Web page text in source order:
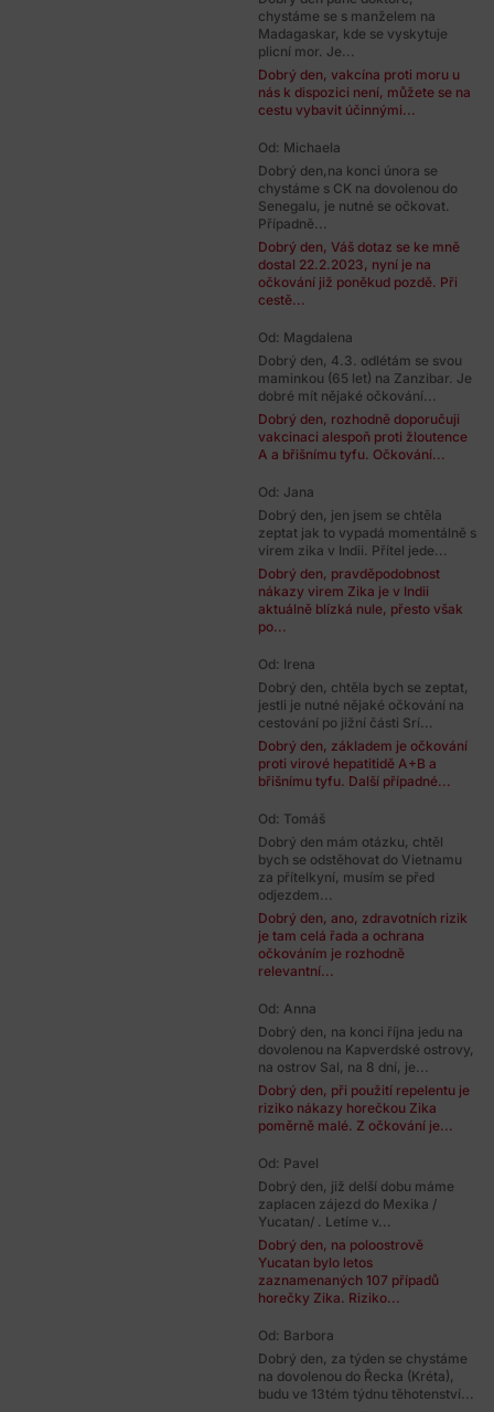
chystáme se s manželem na
Madagaskar, kde se vyskytuje
plicní mor. Je...
Dobrý den, vakcína proti moru u
nás k dispozici není, můžete se na
cestu vybavit účinnými...
Od: Michaela
Dobrý den,na konci února se
chystáme s CK na dovolenou do
Senegalu, je nutné se očkovat.
Případně...
Dobrý den, Váš dotaz se ke mně
dostal 22.2.2023, nyní je na
očkování již poněkud pozdě. Při
cestě...
Od: Magdalena
Dobrý den, 4.3. odlétám se svou
maminkou (65 let) na Zanzibar. Je
dobré mít nějaké očkování...
Dobrý den, rozhodně doporučuji
vakcinaci alespoň proti žloutence
A a břišnímu tyfu. Očkování...
Od: Jana
Dobrý den, jen jsem se chtěla
zeptat jak to vypadá momentálně s
virem zika v Indii. Přítel jede...
Dobrý den, pravděpodobnost
nákazy virem Zika je v Indii
aktuálně blízká nule, přesto však
po...
Od: Irena
Dobrý den, chtěla bych se zeptat,
jestli je nutné nějaké očkování na
cestování po jižní části Srí...
Dobrý den, základem je očkování
proti virové hepatitidě A+B a
břišnímu tyfu. Další případné...
Od: Tomáš
Dobrý den mám otázku, chtěl
bych se odstěhovat do Vietnamu
za přítelkyní, musím se před
odjezdem...
Dobrý den, ano, zdravotních rizik
je tam celá řada a ochrana
očkováním je rozhodně
relevantní...
Od: Anna
Dobrý den, na konci října jedu na
dovolenou na Kapverdské ostrovy,
na ostrov Sal, na 8 dní, je...
Dobrý den, při použití repelentu je
riziko nákazy horečkou Zika
poměrně malé. Z očkování je...
Od: Pavel
Dobrý den, již delší dobu máme
zaplacen zájezd do Mexika /
Yucatan/ . Letíme v...
Dobrý den, na poloostrově
Yucatan bylo letos
zaznamenaných 107 případů
horečky Zika. Riziko...
Od: Barbora
Dobrý den, za týden se chystáme
na dovolenou do Řecka (Kréta),
budu ve 13tém týdnu těhotenství...